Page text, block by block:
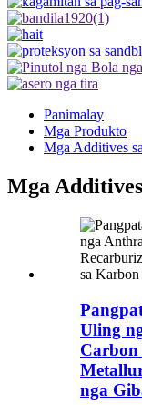
Panimalay
Mga Produkto
Mga Additives
Mga
Uling
Carbon
nga